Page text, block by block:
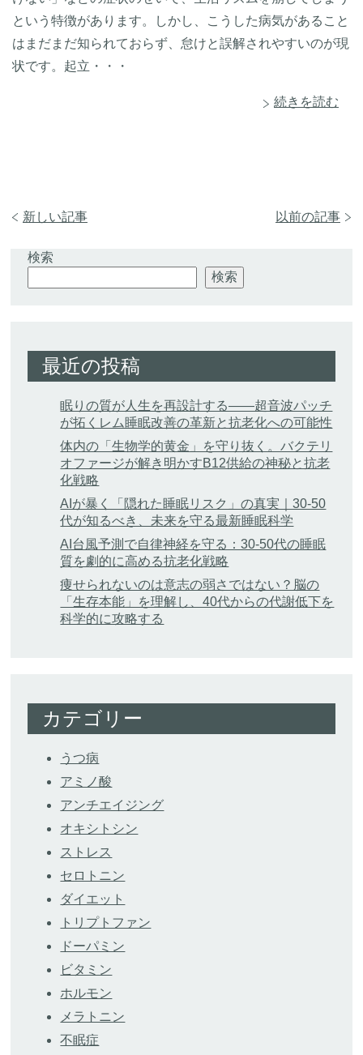
という特徴があります。しかし、こうした病気があること
はまだまだ知られておらず、怠けと誤解されやすいのが現
状です。起立・・・
続きを読む
以前の記事
新しい記事
検索
検索
最近の投稿
眠りの質が人生を再設計する——超音波パッチ
が拓くレム睡眠改善の革新と抗老化への可能性
体内の「生物学的黄金」を守り抜く。バクテリ
オファージが解き明かすB12供給の神秘と抗老
化戦略
AIが暴く「隠れた睡眠リスク」の真実｜30-50
代が知るべき、未来を守る最新睡眠科学
AI台風予測で自律神経を守る：30-50代の睡眠
質を劇的に高める抗老化戦略
痩せられないのは意志の弱さではない？脳の
「生存本能」を理解し、40代からの代謝低下を
科学的に攻略する
カテゴリー
うつ病
アミノ酸
アンチエイジング
オキシトシン
ストレス
セロトニン
ダイエット
トリプトファン
ドーパミン
ビタミン
ホルモン
メラトニン
不眠症